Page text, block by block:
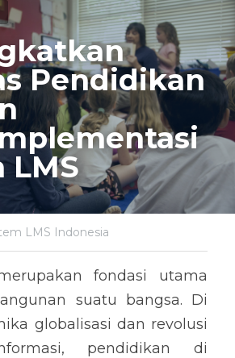
Pendidikan
LMS
LMS Indonesia
fondasi utama
suatu bangsa. Di
globalisasi dan revolusi
pendidikan di